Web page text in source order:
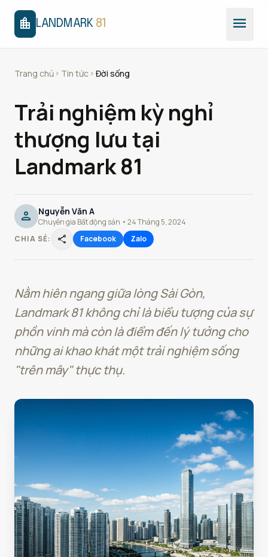
location_city LANDMARK 81 menu
Trang chủ chevron_right Tin tức chevron_right Đời sống
Trải nghiệm kỳ nghỉ
thượng lưu tại
Landmark 81
person Nguyễn Văn A
Chuyên gia Bất động sản • 24 Tháng 5, 2024
CHIA SẺ:
share Facebook Zalo
Nằm hiên ngang giữa lòng Sài Gòn,
Landmark 81 không chỉ là biểu tượng của sự
phồn vinh mà còn là điểm đến lý tưởng cho
những ai khao khát một trải nghiệm sống
"trên mây" thực thụ.